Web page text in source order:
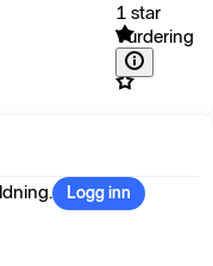
1 star
Vurdering
Logg inn